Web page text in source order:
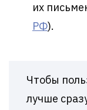
их
РФ).
Чтобы
лучше